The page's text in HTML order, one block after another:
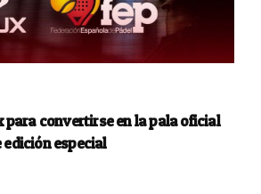
para convertirse en la pala oficial
edición especial